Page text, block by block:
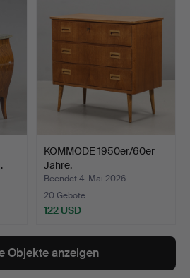
KOMMODE 1950er/60er
Jahre.
Beendet 4. Mai 2026
20 Gebote
122 USD
Objekte anzeigen